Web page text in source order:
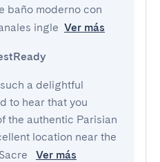
baño moderno con
ingle Ver más
a delightful
to hear that you
the authentic Parisian
location near the
Ver más